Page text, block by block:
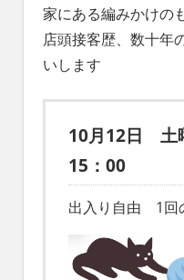
く
生
き
ら
社
を、
次
世
に
引
家にある編みかけの
店頭接客歴、数十年
いします
10月12日 土
15：00
出入り自由 1回